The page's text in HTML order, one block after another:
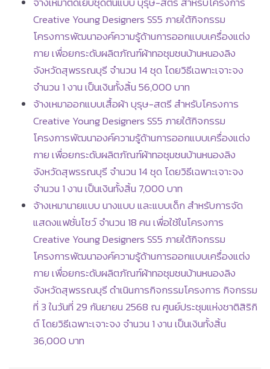
Creative Young Designers SS5 ภายใต้กิจกรรม
โครงการพัฒนาองค์ความรู้ด้านการออกแบบเครื่องแต่ง
กาย เพื่อยกระดับผลิตภัณฑ์ผ้าทอชุมชนบ้านหนองลิง
จังหวัดสุพรรณบุรี จำนวน 14 ชุด โดยวิธีเฉพาะเจาะจง
จำนวน 1 งาน เป็นเงินทั้งสิ้น 56,000 บาท
จ้างเหมาออกแบบเสื้อผ้า บุรุษ-สตรี สำหรับโครงการ
Creative Young Designers SS5 ภายใต้กิจกรรม
โครงการพัฒนาองค์ความรู้ด้านการออกแบบเครื่องแต่ง
กาย เพื่อยกระดับผลิตภัณฑ์ผ้าทอชุมชนบ้านหนองลิง
จังหวัดสุพรรณบุรี จำนวน 14 ชุด โดยวิธีเฉพาะเจาะจง
จำนวน 1 งาน เป็นเงินทั้งสิ้น 7,000 บาท
จ้างเหมานายแบบ นางแบบ และแบบเด็ก สำหรับการจัด
แสดงแฟชั่นโชว์ จำนวน 18 คน เพื่อใช้ในโครงการ
Creative Young Designers SS5 ภายใต้กิจกรรม
โครงการพัฒนาองค์ความรู้ด้านการออกแบบเครื่องแต่ง
กาย เพื่อยกระดับผลิตภัณฑ์ผ้าทอชุมชนบ้านหนองลิง
จังหวัดสุพรรณบุรี ดำเนินการกิจกรรมโครงการ กิจกรรม
ที่ 3 ในวันที่ 29 กันยายน 2568 ณ ศูนย์ประชุมแห่งชาติสิริกิ
ต์ โดยวิธีเฉพาะเจาะจง จำนวน 1 งาน เป็นเงินทั้งสิ้น
36,000 บาท